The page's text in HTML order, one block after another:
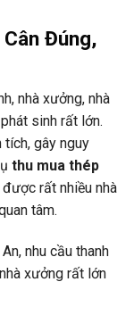
Đúng,
nhà xưởng, nhà
phát sinh rất lớn.
tích, gây nguy
thu mua thép
rất nhiều nhà
tâm.
An, nhu cầu thanh
xưởng rất lớn